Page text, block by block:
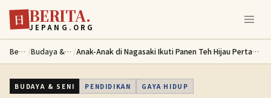
Lewati ke konten utama
日 BERITA.
JEPANG.ORG
Berita / Budaya & Seni / Anak-Anak di Nagasaki Ikuti Panen Teh Hijau Pertama Musim Ini
BUDAYA & SENI PENDIDIKAN GAYA HIDUP